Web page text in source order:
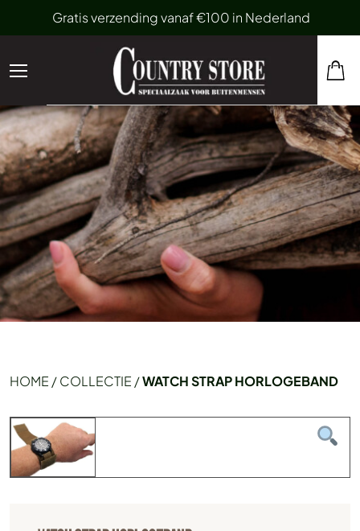
Gratis verzending vanaf €100 in Nederland
HOME /COLLECTIE /WATCH STRAP HORLOGEBAND